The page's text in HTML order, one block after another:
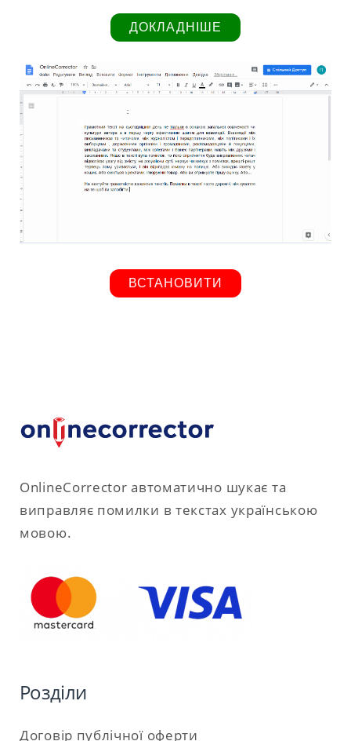
ДОКЛАДНІШЕ
ВСТАНОВИТИ
OnlineCorrector автоматично шукає та
виправляє помилки в текстах українською
мовою.
Розділи
Договір публічної оферти